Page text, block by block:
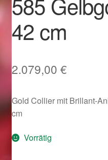
Im Gedenken an
Impressum
Karneval 2015 – Schmuck
Karneval 2019 – Schmuck
Karneval 2020 – Schmuck
Kasse
42 cm
2.079,00 €
Gold Collier mit Brillant-
cm
Vorrätig